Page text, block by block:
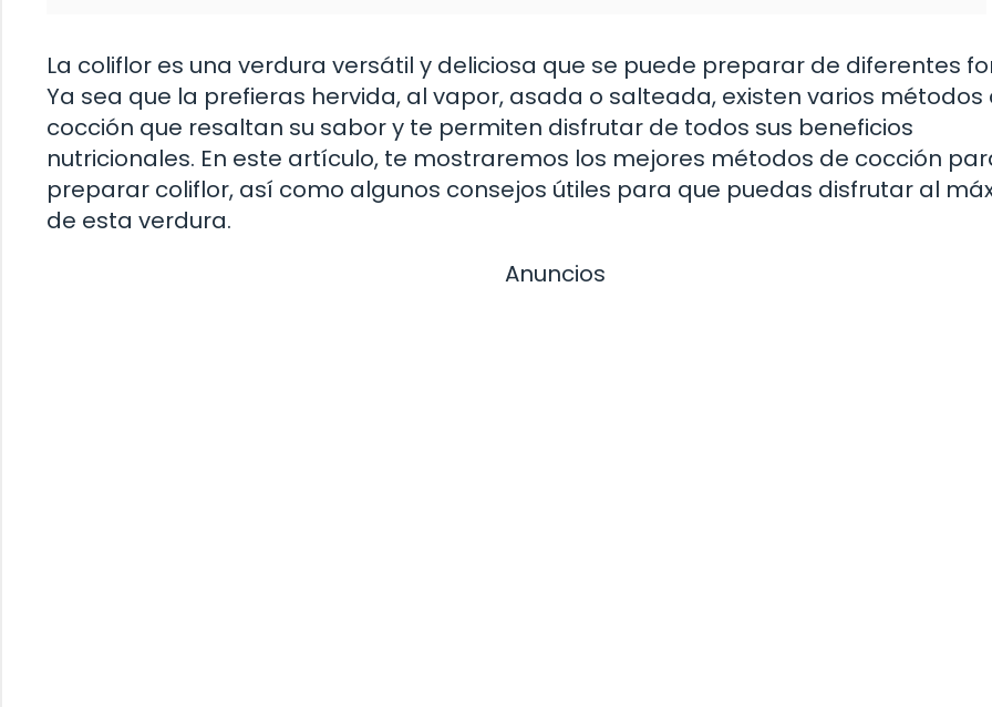
La coliflor es una verdura versátil y deliciosa que se puede preparar de diferentes
Ya sea que la prefieras hervida, al vapor, asada o salteada, existen varios métodos
cocción que resaltan su sabor y te permiten disfrutar de todos sus beneficios
nutricionales. En este artículo, te mostraremos los mejores métodos de cocción
preparar coliflor, así como algunos consejos útiles para que puedas disfrutar al
de esta verdura.
Anuncios